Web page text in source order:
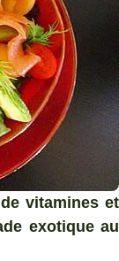
vitamines et
exotique au